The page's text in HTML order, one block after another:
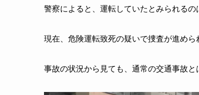
警察によると、運転していたとみられるの
現在、危険運転致死の疑いで捜査が進めら
事故の状況から見ても、通常の交通事故